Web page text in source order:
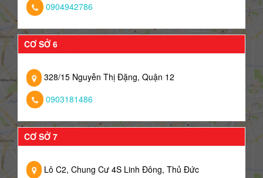
0904942786
CƠ SỞ 6
328/15 Nguyễn Thị Đặng, Quận 12
0903181486
CƠ SỞ 7
Lô C2, Chung Cư 4S Linh Đông, Thủ Đức